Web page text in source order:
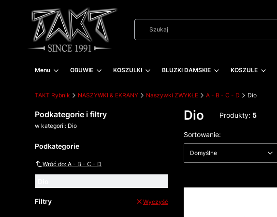
Menu OBUWIE KOSZULKI BLUZKI DAMSKIE KOSZULE
TAKT Rybnik NASZYWKI & EKRANY Naszywki ZWYKŁE A - B - C - D Dio
Podkategorie i filtry
w kategorii: Dio
Podkategorie
Wróć do: A - B - C - D
Filtry Wyczyść
Dio Produkty: 5
Lista produktów
Sortowanie:
Domyślne